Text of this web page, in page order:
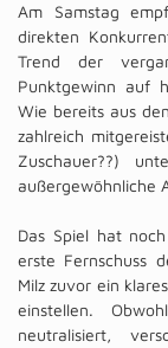
Am Samstag
direkten
Trend der
Punktgewinn auf
Wie bereits aus
zahlreich
Zuschauer??)
außergewöhnliche
Das Spiel hat
erste Fernschuss
Milz zuvor ein
einstellen.
neutralisiert,